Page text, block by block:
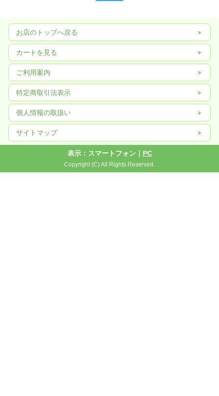
お店のトップへ戻る
カートを見る
ご利用案内
特定商取引法表示
個人情報の取扱い
サイトマップ
表示：スマートフォン｜ PC
Copyright (C) All Rights Reserved.